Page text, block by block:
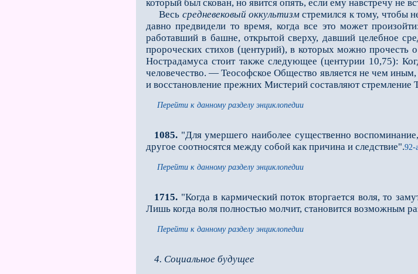
который был скован, но явится опять, если ему навстречу не
Весь средневековый оккультизмстремился к тому, чтобы
давно предвидели то время, когда все это может
работавший в башне, открытой сверху, давший целебное
пророческих стихов (центурий), в которых можно
Нострадамуса стоит также следующее (центурии 10,75):
человечество. — Теософское Общество является не чем
и восстановление прежних Мистерий составляют стремление
Перейти к данному разделу энциклопедии
1085. "Для умершего наиболее существенно
другое соотносятся между собой как причина и следствие".92-
Перейти к данному разделу энциклопедии
1715. "Когда в кармический поток вторгается воля, то
Лишь когда воля полностью молчит, становится возможным
Перейти к данному разделу энциклопедии
4. Социальное будущее